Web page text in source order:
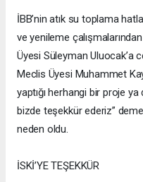
İBB’nin atık su toplama
ve yenileme
Üyesi Süleyman Uluocak’a
Meclis Üyesi Muhammet
yaptığı herhangi bir proje ya
bizde teşekkür ederiz”
neden oldu.
İSKİ’YE TEŞEKKÜR